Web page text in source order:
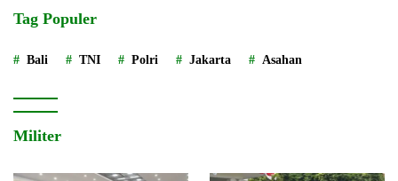
Tag Populer
Bali TNI Polri Jakarta Asahan
Militer